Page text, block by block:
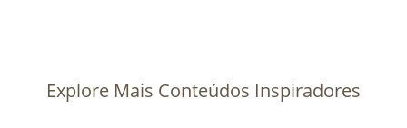
Explore Mais Conteúdos Inspiradores